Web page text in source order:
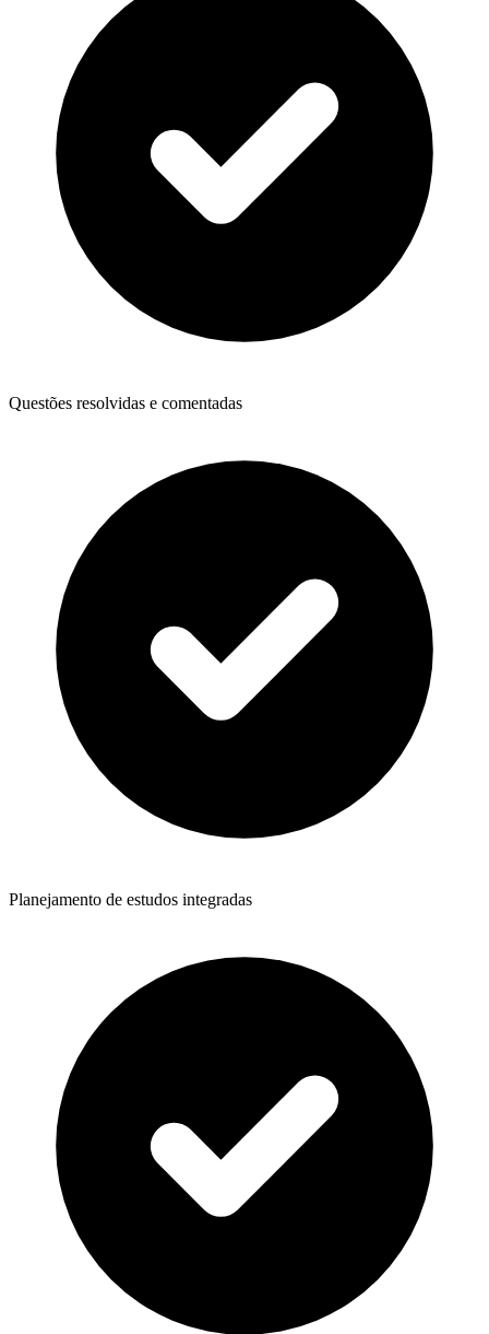
Questões resolvidas e comentadas
Planejamento de estudos integradas